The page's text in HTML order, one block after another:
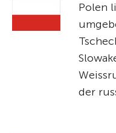
Polen
der